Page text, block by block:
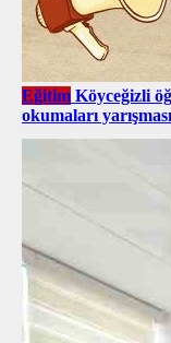
Eğitim Köyceğizli
okumaları